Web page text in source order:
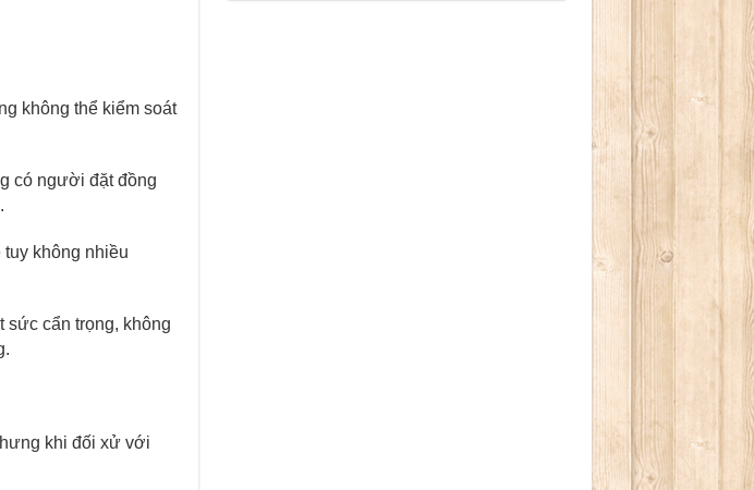
không thể kiểm soát
có người đặt đồng
không nhiều
sức cẩn trọng, không
khi đối xử với